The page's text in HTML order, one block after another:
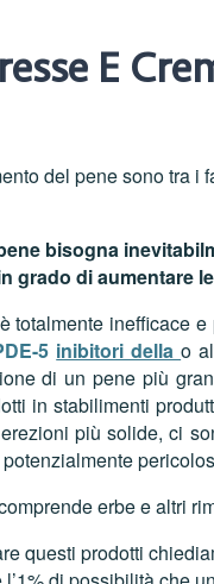
E
del pene sono tra
bisogna
grado di aumentare
totalmente inefficace
5 inibitori dellao
di un pene più
in stabilimenti
più solide, ci
erbe e altri
questi prodotti